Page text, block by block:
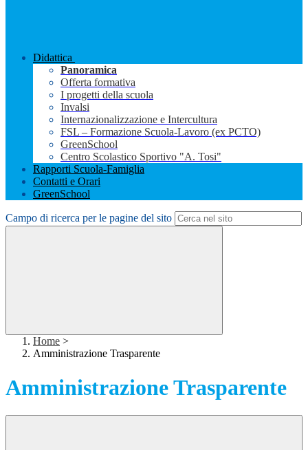
Didattica
Panoramica
Offerta formativa
I progetti della scuola
Invalsi
Internazionalizzazione e Intercultura
FSL – Formazione Scuola-Lavoro (ex PCTO)
GreenSchool
Centro Scolastico Sportivo "A. Tosi"
Rapporti Scuola-Famiglia
Contatti e Orari
GreenSchool
Campo di ricerca per le pagine del sito
Home >
Amministrazione Trasparente
Amministrazione Trasparente